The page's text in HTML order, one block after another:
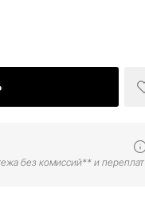
без комиссий** и переплат